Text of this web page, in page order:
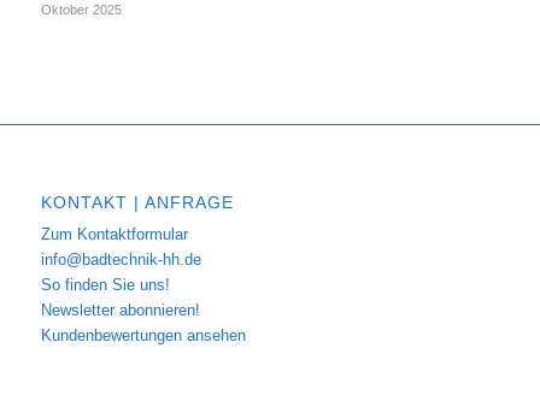
Oktober 2025
KONTAKT | ANFRAGE
Zum Kontaktformular
info@badtechnik-hh.de
So finden Sie uns!
Newsletter abonnieren!
Kundenbewertungen ansehen